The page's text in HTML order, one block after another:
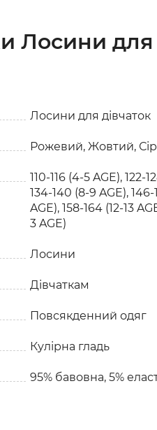
Лосини для
Лосини для дівчаток
Рожевий, Жовтий,
110-116 (4-5 AGE), 122-
134-140 (8-9 AGE), 146-
AGE), 158-164 (12-13
3 AGE)
Лосини
Дівчаткам
Повсякденний одяг
Кулірна гладь
95% бавовна, 5%